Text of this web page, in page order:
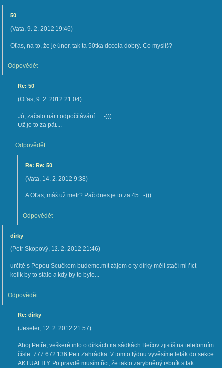
50
(Vata, 9. 2. 2012 19:46)
Oťas, na to, že je únor, tak ta 50tka docela dobrý. Co myslíš?
Odpovědět
Re: 50
(Oťas, 9. 2. 2012 21:04)
Jó, začalo nám odpočítávání.....:-)))
Už je to za pár....
Odpovědět
Re: Re: 50
(Vata, 14. 2. 2012 9:38)
A Oťas, máš už metr? Pač dnes je to za 45. :-)))
Odpovědět
dírky
(Petr Skopový, 12. 2. 2012 21:46)
určítě s Pepou Součkem budeme.mít zájem o ty dírky měli stačí mi říct
kolik by to stálo a kdy by to bylo...
Odpovědět
Re: dírky
(Jeseter, 12. 2. 2012 21:57)
Ahoj Petře, veškeré info o dírkách na sádkách Bečov zjistíš na telefonním
čísle: 777 672 136 Petr Zahrádka. V tomto týdnu vyvěsíme leták do sekce
AKTUALITY. Po pravdě musím říct, že takto zarybněný rybník s tak